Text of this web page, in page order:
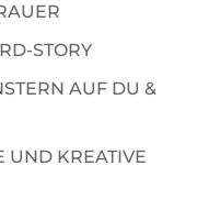
STORY
AUF DU &
UND KREATIVE